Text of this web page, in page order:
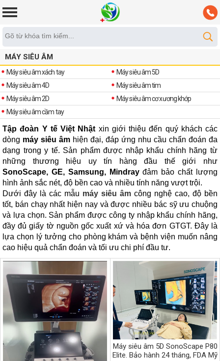
MÁY SIÊU ÂM
Máy siêu âm xách tay
Máy siêu âm 5D
Máy siêu âm 4D
Máy siêu âm tim
Máy siêu âm 2D
Máy siêu âm cơ xương khớp
Máy siêu âm cầm tay
Tập đoàn Y tế Việt Nhật xin giới thiệu đến quý khách các
dòng máy siêu âm hiện đại, đáp ứng nhu cầu chẩn đoán đa
dạng trong y tế. Sản phẩm được nhập khẩu chính hãng từ
những thương hiệu uy tín hàng đầu thế giới như
SonoScape, GE, Samsung, Mindrayđảm bảo chất lượng
hình ảnh sắc nét, độ bền cao và nhiều tính năng vượt trội.
Dưới đây là các mẫu máy siêu âm công nghệ cao, độ bền
tốt, bán chạy nhất hiện nay và được nhiều bác sỹ ưu chuộng
và lựa chọn. Sản phẩm được công ty nhập khẩu chính hãng,
đầy đủ giấy tờ nguồn gốc xuất xứ và hóa đơn GTGT. Đây là
lựa chọn lý tưởng cho phòng khám và bệnh viện muốn nâng
cao hiệu quả chẩn đoán và tối ưu chi phí đầu tư.
Máy siêu âm 5D SonoScape P80
Elite. Bảo hành 24 tháng, FDA Mỹ